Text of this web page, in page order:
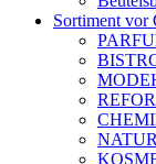
Sortiment vor